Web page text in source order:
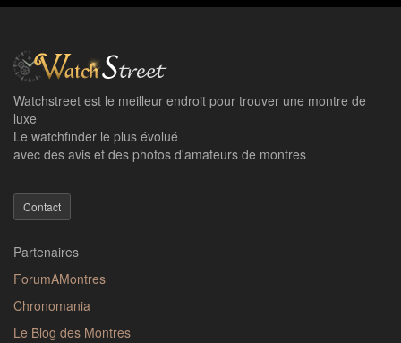
Watchstreet est le meilleur endroit pour trouver une montre de
luxe
Le watchfinder le plus évolué
avec des avis et des photos d'amateurs de montres
Contact
Partenaires
ForumAMontres
Chronomania
Le Blog des Montres